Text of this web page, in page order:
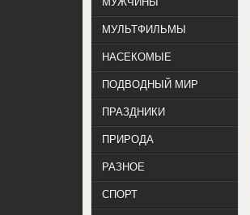
МУЛЬТФИЛЬМЫ
НАСЕКОМЫЕ
ПОДВОДНЫЙ МИР
ПРАЗДНИКИ
ПРИРОДА
РАЗНОЕ
СПОРТ